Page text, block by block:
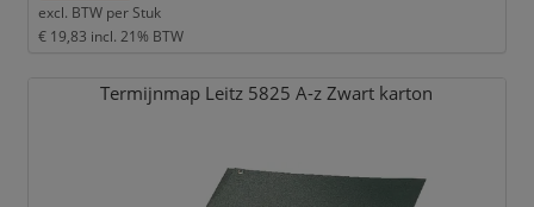
excl. BTW per Stuk
€ 19,83 incl. 21% BTW
Termijnmap Leitz 5825 A-z Zwart karton